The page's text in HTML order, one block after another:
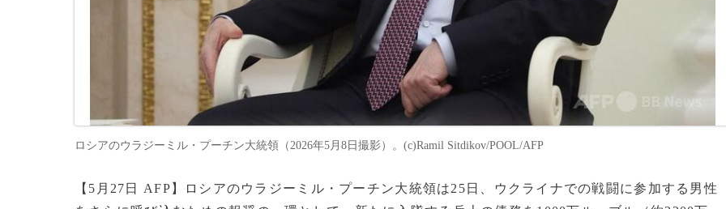
ロシアのウラジーミル・プーチン大統領（2026年5月8日撮影）。(c)Ramil Sitdikov/POOL/AFP
【5月27日 AFP】ロシアのウラジーミル・プーチン大統領は25日、ウクライナでの戦闘に参加する男性